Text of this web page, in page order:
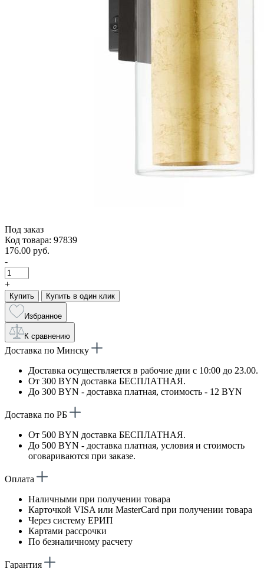
Под заказ
Код товара: 97839
176.00 руб.
-
+
Купить Купить в один клик
Избранное
К сравнению
Доставка по Минску
Доставка осуществляется в рабочие дни с 10:00 до 23.00.
От 300 BYN доставка БЕСПЛАТНАЯ.
До 300 BYN - доставка платная, стоимость - 12 BYN
Доставка по РБ
От 500 BYN доставка БЕСПЛАТНАЯ.
До 500 BYN - доставка платная, условия и стоимость
оговариваются при заказе.
Оплата
Наличными при получении товара
Карточкой VISA или MasterCard при получении товара
Через систему ЕРИП
Картами рассрочки
По безналичному расчету
Гарантия